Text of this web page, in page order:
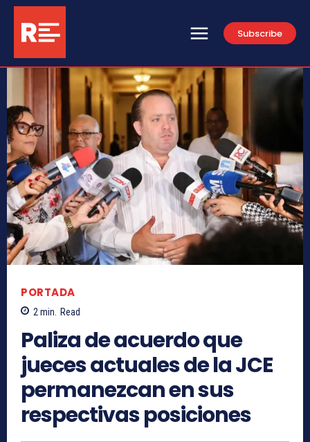
Subscribe
PORTADA
2min. Read
Paliza de acuerdo que
jueces actuales de la JCE
permanezcan en sus
respectivas posiciones